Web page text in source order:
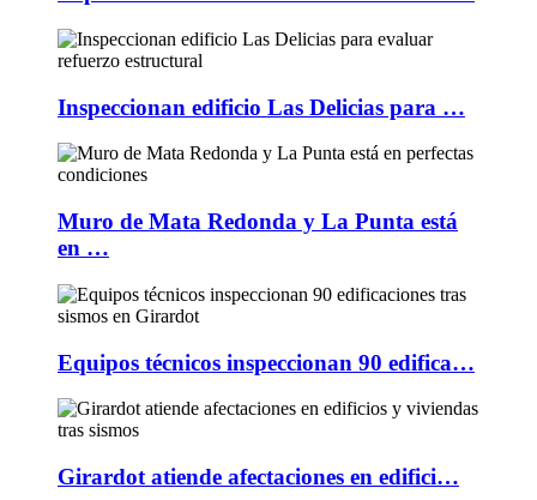
Inspeccionan edificio Las Delicias para …
Muro de Mata Redonda y La Punta está
en …
Equipos técnicos inspeccionan 90 edifica…
Girardot atiende afectaciones en edifici…